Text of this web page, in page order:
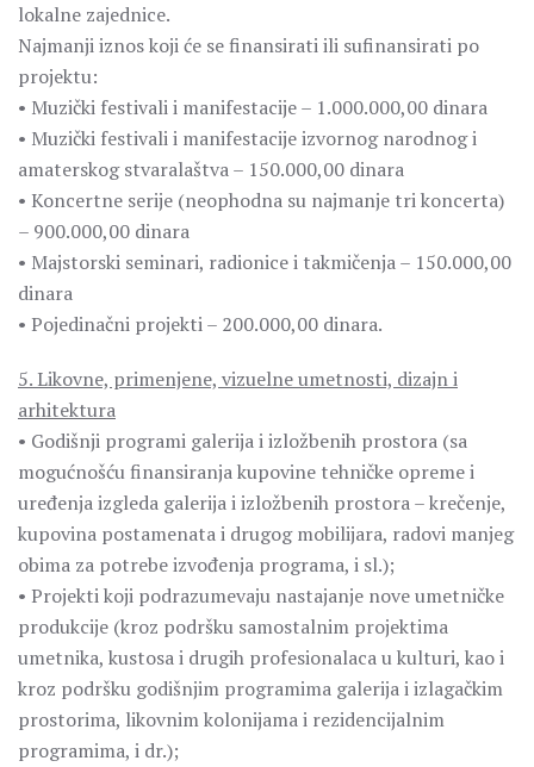
lokalne zajednice.
Najmanji iznos koji će se finansirati ili sufinansirati po
projektu:
• Muzički festivali i manifestacije – 1.000.000,00 dinara
• Muzički festivali i manifestacije izvornog narodnog i
amaterskog stvaralaštva – 150.000,00 dinara
• Koncertne serije (neophodna su najmanje tri koncerta)
– 900.000,00 dinara
• Majstorski seminari, radionice i takmičenja – 150.000,00
dinara
• Pojedinačni projekti – 200.000,00 dinara.
5. Likovne, primenjene, vizuelne umetnosti, dizajn i
arhitektura
• Godišnji programi galerija i izložbenih prostora (sa
mogućnošću finansiranja kupovine tehničke opreme i
uređenja izgleda galerija i izložbenih prostora – krečenje,
kupovina postamenata i drugog mobilijara, radovi manjeg
obima za potrebe izvođenja programa, i sl.);
• Projekti koji podrazumevaju nastajanje nove umetničke
produkcije (kroz podršku samostalnim projektima
umetnika, kustosa i drugih profesionalaca u kulturi, kao i
kroz podršku godišnjim programima galerija i izlagačkim
prostorima, likovnim kolonijama i rezidencijalnim
programima, i dr.);